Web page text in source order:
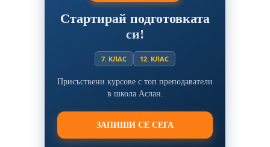
Стартирай подготовката
си!
7. КЛАС 12. КЛАС
Присъствени курсове с топ преподаватели
в школа Аслан.
ЗАПИШИ СЕ СЕГА